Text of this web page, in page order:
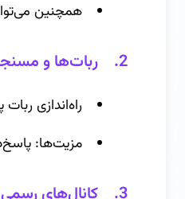
همچنین
2. ربات‌ها و مسنجر مارکتینگ
راه‌اندازی
مزیت‌ها: